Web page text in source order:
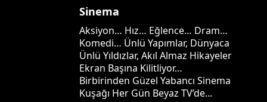
Sinema
Aksiyon… Hız… Eğlence… Dram…
Komedi… Ünlü Yapımlar, Dünyaca
Ünlü Yıldızlar, Akıl Almaz Hikayeler
Ekran Başına Kilitliyor…
Birbirinden Güzel Yabancı Sinema
Kuşağı Her Gün Beyaz TV’de...